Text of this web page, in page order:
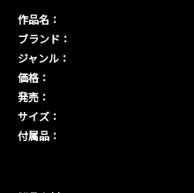
作品名：
ブランド：
ジャンル：
価格：
発売：
サイズ：
付属品：